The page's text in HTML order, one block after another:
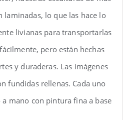
laminadas, lo que las hace lo
livianas para transportarlas
pero están hechas
y duraderas. Las imágenes
fundidas rellenas. Cada uno
a mano con pintura fina a base